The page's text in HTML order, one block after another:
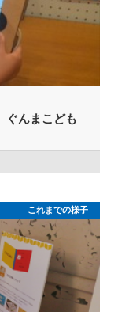
んまこども
これまでの様子